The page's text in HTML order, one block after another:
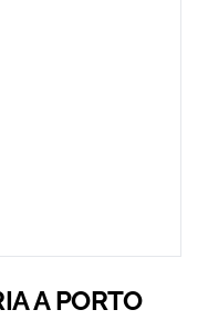
A PORTO